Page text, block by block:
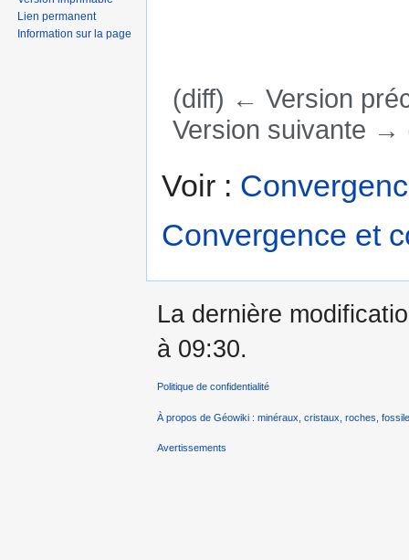
(diff) ← Version
Version suivante →
Voir :
Convergence et
Lien permanent
Information sur la page
La dernière
à 09:30.
Politique de confidentialité
À propos de Géowiki : minéraux, cristaux, roches,
Avertissements